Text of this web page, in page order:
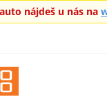
nájdeš u nás na